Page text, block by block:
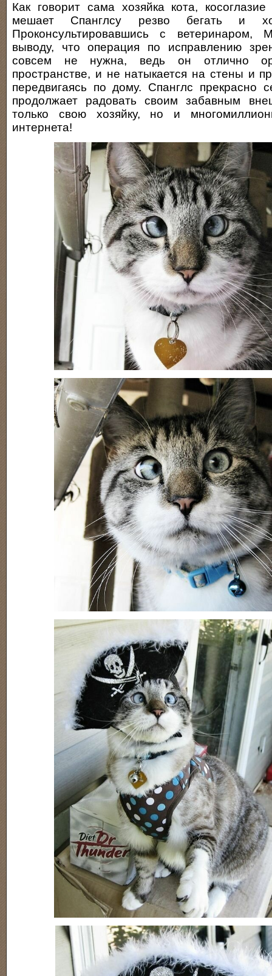
Как говорит сама хозяйка кота,
мешает Спанглсу резво бегать и
Проконсультировавшись с
выводу, что операция по исправлению
совсем не нужна, ведь он отлично
пространстве, и не натыкается на стены и
передвигаясь по дому. Спанглс прекрасно
продолжает радовать своим забавным
только свою хозяйку, но и
интернета!